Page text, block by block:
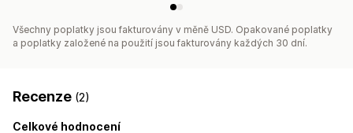
Všechny poplatky jsou fakturovány v měně USD. Opakované poplatky
a poplatky založené na použití jsou fakturovány každých 30 dní.
Recenze (2)
Celkové hodnocení